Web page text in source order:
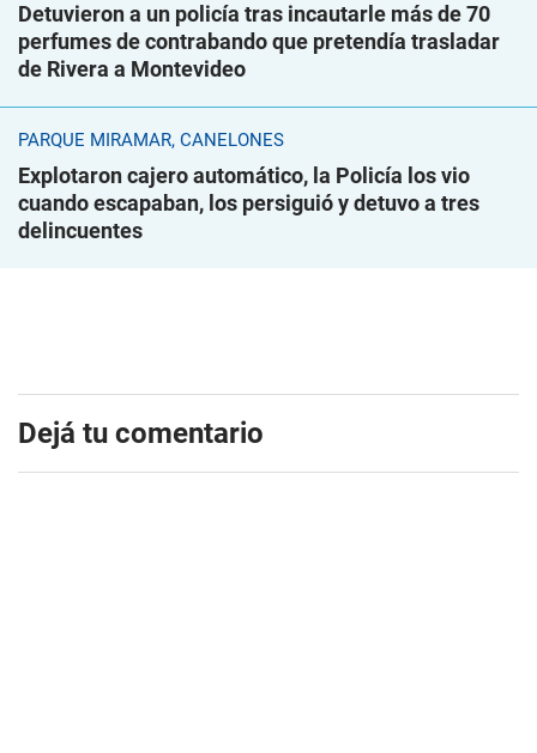
Detuvieron a un policía tras incautarle más de 70
perfumes de contrabando que pretendía trasladar
de Rivera a Montevideo
PARQUE MIRAMAR, CANELONES
Explotaron cajero automático, la Policía los vio
cuando escapaban, los persiguió y detuvo a tres
delincuentes
Dejá tu comentario